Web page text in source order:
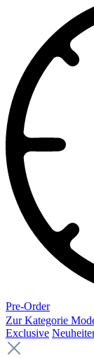
Pre-Order
Zur Kategorie
Exclusive